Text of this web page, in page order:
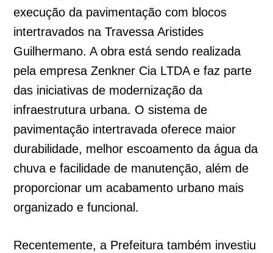
execução da pavimentação com blocos
intertravados na Travessa Aristides
Guilhermano. A obra está sendo realizada
pela empresa Zenkner Cia LTDA e faz parte
das iniciativas de modernização da
infraestrutura urbana. O sistema de
pavimentação intertravada oferece maior
durabilidade, melhor escoamento da água da
chuva e facilidade de manutenção, além de
proporcionar um acabamento urbano mais
organizado e funcional.
Recentemente, a Prefeitura também investiu